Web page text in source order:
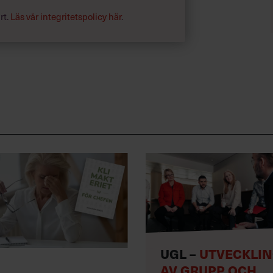
Läs vår integritetspolicy här.
UGL –